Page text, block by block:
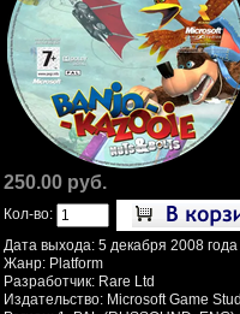
250.00 руб.
Кол-во:
Дата выхода: 5 декабря 2008 года
Жанр: Platform
Разработчик: Rare Ltd
Издательство: Microsoft Game